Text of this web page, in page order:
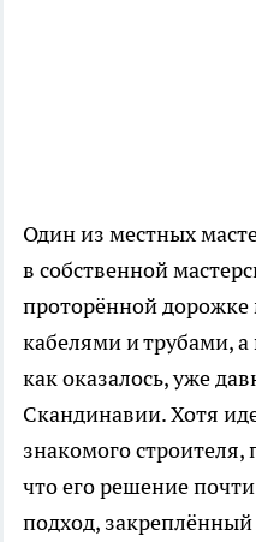
Один из местных
в собственной
проторённой дорожке
кабелями и трубами,
как оказалось, уже
Скандинавии. Хотя
знакомого
что его решение
подход,